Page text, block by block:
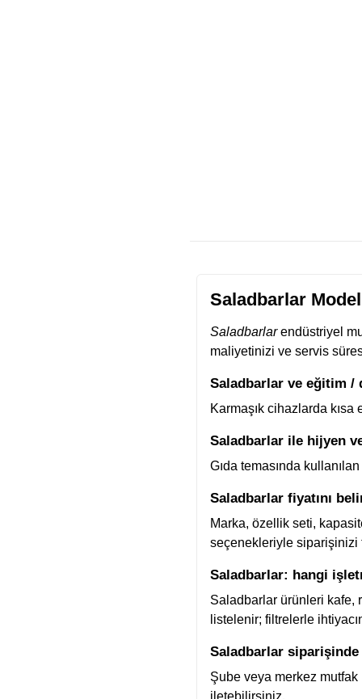
Saladbarlar
Saladbarlarendüstriyel
maliyetinizi ve servis
Saladbarlar ve eğitim /
Karmaşık cihazlarda kısa
Saladbarlar ile hijyen
Gıda temasında
Saladbarlar fiyatını
Marka, özellik seti,
seçenekleriyle
Saladbarlar: hangi
Saladbarlar ürünleri kafe,
listelenir; filtrelerle
Saladbarlar siparişinde
Şube veya merkez